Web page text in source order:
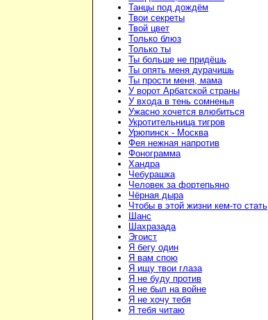
Танцы под дождём
Твои секреты
Твой цвет
Только блюз
Только ты
Ты больше не придёшь
Ты опять меня дурачишь
Ты прости меня, мама
У ворот Арбатской страны
У входа в тень сомненья
Ужасно хочется влюбиться
Укротительница тигров
Урюпинск - Москва
Фея нежная напротив
Фонограмма
Хандра
Чебурашка
Человек за фортепьяно
Чёрная дыра
Чтобы в этой жизни кем-то стать
Шанс
Шахразада
Эгоист
Я бегу один
Я вам спою
Я ищу твои глаза
Я не буду против
Я не был на войне
Я не хочу тебя
Я тебя читаю